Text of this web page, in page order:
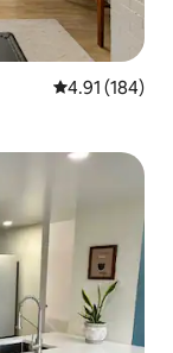
從 184 則評價
4.91 (184)